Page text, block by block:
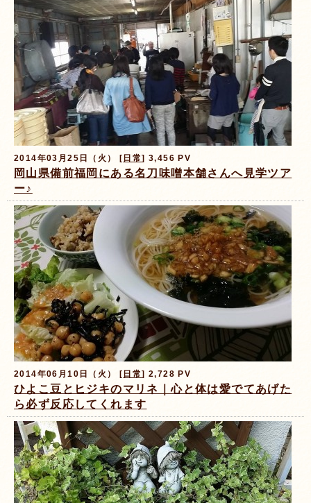
2014年03月25日（火） [ 日常] 3,456 PV
岡山県備前福岡にある名刀味噌本舗さんへ見学ツア
ー♪
2014年06月10日（火） [ 日常] 2,728 PV
ひよこ豆とヒジキのマリネ｜心と体は愛でてあげた
ら必ず反応してくれます